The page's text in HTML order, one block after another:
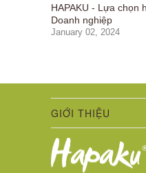
HAPAKU - Lựa chọn
Doanh nghiệp
January 02, 2024
GIỚI THIỆU